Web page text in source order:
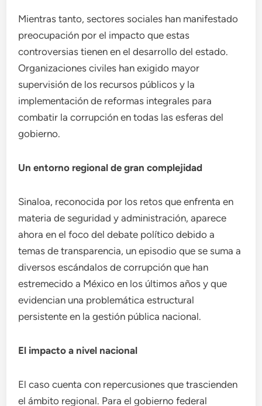
Mientras tanto, sectores sociales han manifestado
preocupación por el impacto que estas
controversias tienen en el desarrollo del estado.
Organizaciones civiles han exigido mayor
supervisión de los recursos públicos y la
implementación de reformas integrales para
combatir la corrupción en todas las esferas del
gobierno.
Un entorno regional de gran complejidad
Sinaloa, reconocida por los retos que enfrenta en
materia de seguridad y administración, aparece
ahora en el foco del debate político debido a
temas de transparencia, un episodio que se suma a
diversos escándalos de corrupción que han
estremecido a México en los últimos años y que
evidencian una problemática estructural
persistente en la gestión pública nacional.
El impacto a nivel nacional
El caso cuenta con repercusiones que trascienden
el ámbito regional. Para el gobierno federal